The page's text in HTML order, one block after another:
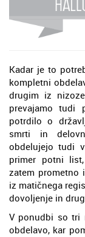
Kadar je to
kompletni
drugim iz
prevajamo tudi
potrdilo o
smrti in
obdelujejo tudi
primer potni
zatem prometno
iz matičnega
dovoljenje in
V ponudbi so tri
obdelavo, kar